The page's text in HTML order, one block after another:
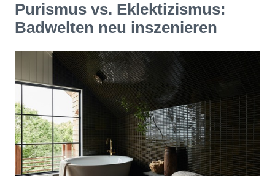
Purismus vs. Eklektizismus:
Badwelten neu inszenieren